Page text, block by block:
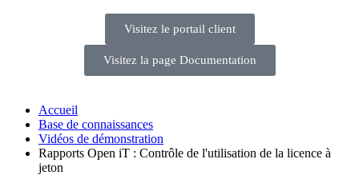
Visitez le portail client
Visitez la page Documentation
Accueil
Base de connaissances
Vidéos de démonstration
Rapports Open iT : Contrôle de l'utilisation de la licence à
jeton